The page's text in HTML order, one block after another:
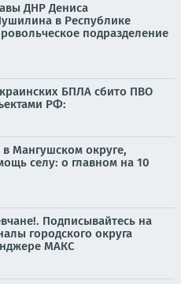
ДНР Дениса
в Республике
подразделение
БПЛА сбито ПВО
РФ:
Мангушском округе,
селу: о главном на 10
Подписывайтесь на
городского округа
MAКС